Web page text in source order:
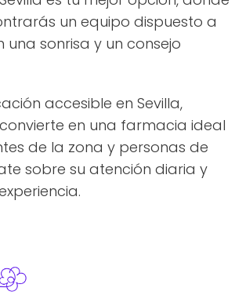
un equipo dispuesto a
sonrisa y un consejo
accesible en Sevilla,
en una farmacia ideal
de la zona y personas de
sobre su atención diaria y